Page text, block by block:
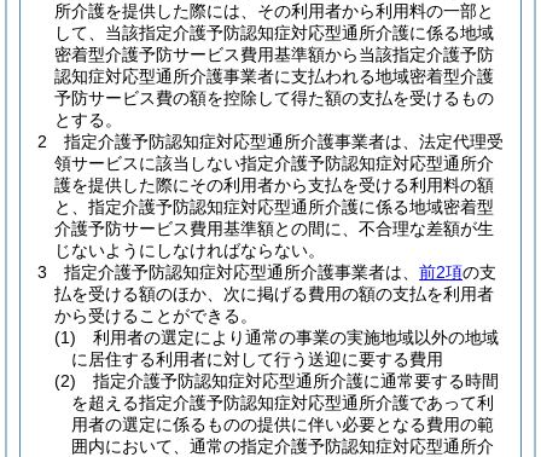
所介護を提供した際には、その利用者から利用料の一部と
して、当該指定介護予防認知症対応型通所介護に係る地域
密着型介護予防サービス費用基準額から当該指定介護予防
認知症対応型通所介護事業者に支払われる地域密着型介護
予防サービス費の額を控除して得た額の支払を受けるもの
とする。
2
指定介護予防認知症対応型通所介護事業者は、法定代理受
領サービスに該当しない指定介護予防認知症対応型通所介
護を提供した際にその利用者から支払を受ける利用料の額
と、指定介護予防認知症対応型通所介護に係る地域密着型
介護予防サービス費用基準額との間に、不合理な差額が生
じないようにしなければならない。
3
指定介護予防認知症対応型通所介護事業者は、 前2項の支
払を受ける額のほか、次に掲げる費用の額の支払を利用者
から受けることができる。
(1)
利用者の選定により通常の事業の実施地域以外の地域
に居住する利用者に対して行う送迎に要する費用
(2)
指定介護予防認知症対応型通所介護に通常要する時間
を超える指定介護予防認知症対応型通所介護であって利
用者の選定に係るものの提供に伴い必要となる費用の範
囲内において、通常の指定介護予防認知症対応型通所介